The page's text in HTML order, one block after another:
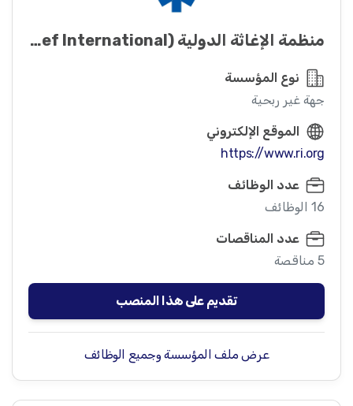
منظمة الإغاثة الدولیة (Relief International)
نوع المؤسسة
جهة غير ربحية
الموقع الإلكتروني
https://www.ri.org
عدد الوظائف
16 الوظائف
عدد المناقصات
5 مناقصة
تقديم على هذا المنصب
عرض ملف المؤسسة وجميع الوظائف